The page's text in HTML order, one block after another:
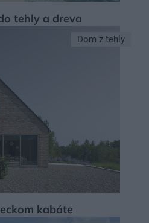
tehly a dreva
Dom z tehly
kabáte